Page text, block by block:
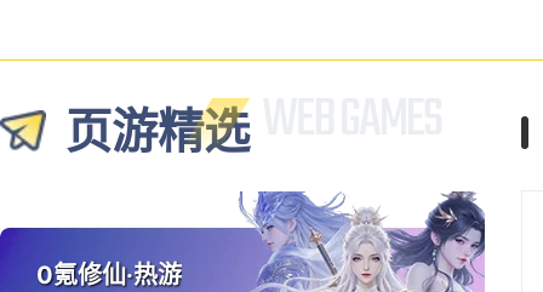
页游精选
0氪修仙·热游